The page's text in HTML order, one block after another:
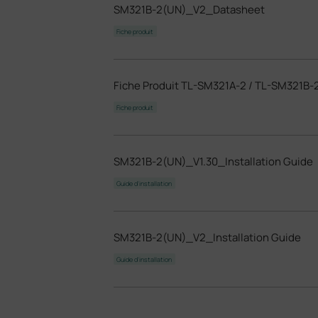
SM321B-2(UN)_V2_Datasheet
Fiche produit
Fiche Produit TL-SM321A-2 / TL-SM321B-
Fiche produit
SM321B-2(UN)_V1.30_Installation Guide
Guide d'installation
SM321B-2(UN)_V2_Installation Guide
Guide d'installation